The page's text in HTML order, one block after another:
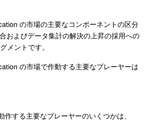
の市場の主要なコンポーネントの区分
およびデータ集計の解決の上昇の採用への
メントです。
の市場で作動する主要なプレーヤーは
作する主要なプレーヤーのいくつかは、